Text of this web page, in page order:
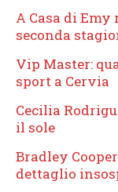
A Casa di
seconda
Vip Master:
sport a Cervia
Cecilia
il sole
Bradley
dettaglio